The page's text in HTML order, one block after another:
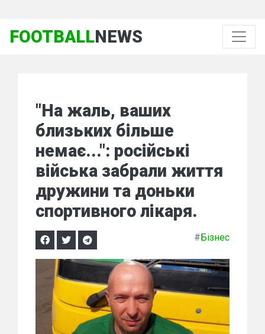
FOOTBALLNEWS
"На жаль, ваших
близьких більше
немає...": російські
війська забрали життя
дружини та доньки
спортивного лікаря.
#Бізнес